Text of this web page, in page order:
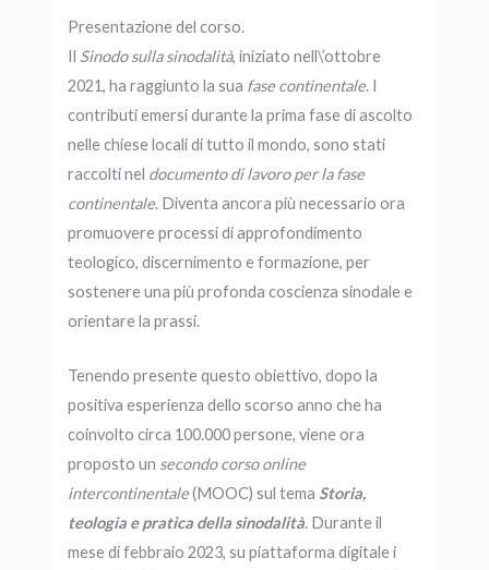
Presentazione del corso.
Il Sinodo sulla sinodalità, iniziato nell\’ottobre
2021, ha raggiunto la sua fase continentale. I
contributi emersi durante la prima fase di ascolto
nelle chiese locali di tutto il mondo, sono stati
raccolti nel documento di lavoro per la fase
continentale. Diventa ancora più necessario ora
promuovere processi di approfondimento
teologico, discernimento e formazione, per
sostenere una più profonda coscienza sinodale e
orientare la prassi.
Tenendo presente questo obiettivo, dopo la
positiva esperienza dello scorso anno che ha
coinvolto circa 100.000 persone, viene ora
proposto un secondo corso online
intercontinentale(MOOC) sul tema Storia,
teologia e pratica della sinodalità. Durante il
mese di febbraio 2023, su piattaforma digitale i